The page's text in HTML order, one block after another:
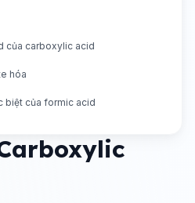
của carboxylic acid
hóa
biệt của formic acid